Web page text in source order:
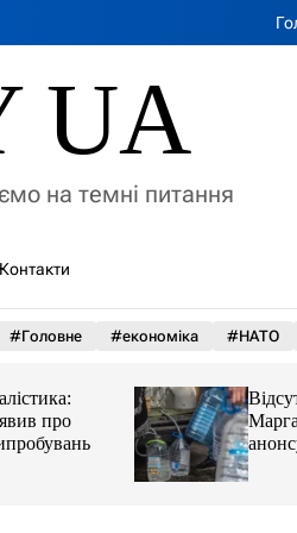
UA
на темні питання
Контакти
#Головне #економіка #НАТО
про